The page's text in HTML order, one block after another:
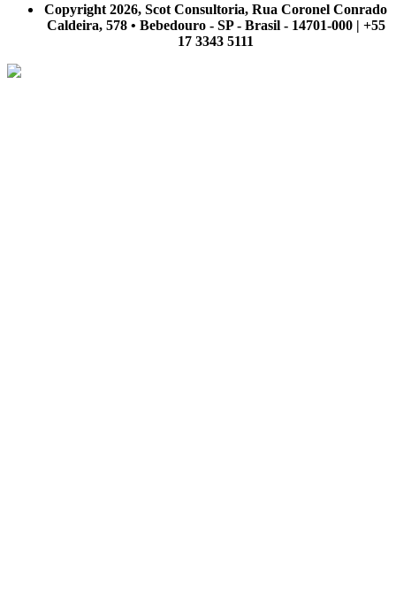
Copyright 2026, Scot Consultoria, Rua Coronel Conrado
Caldeira, 578 • Bebedouro - SP - Brasil - 14701-000 | +55
17 3343 5111